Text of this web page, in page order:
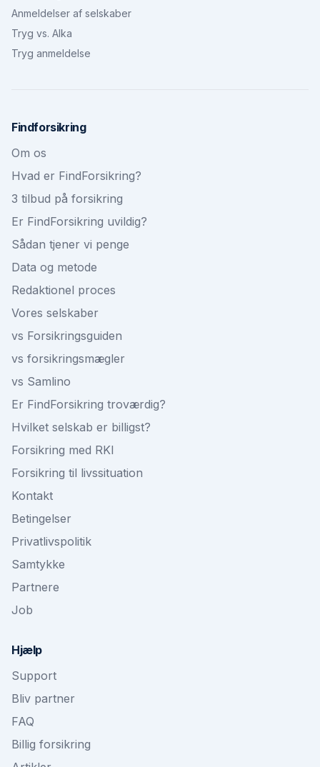
Anmeldelser af selskaber
Tryg vs. Alka
Tryg anmeldelse
Findforsikring
Om os
Hvad er FindForsikring?
3 tilbud på forsikring
Er FindForsikring uvildig?
Sådan tjener vi penge
Data og metode
Redaktionel proces
Vores selskaber
vs Forsikringsguiden
vs forsikringsmægler
vs Samlino
Er FindForsikring troværdig?
Hvilket selskab er billigst?
Forsikring med RKI
Forsikring til livssituation
Kontakt
Betingelser
Privatlivspolitik
Samtykke
Partnere
Job
Hjælp
Support
Bliv partner
FAQ
Billig forsikring